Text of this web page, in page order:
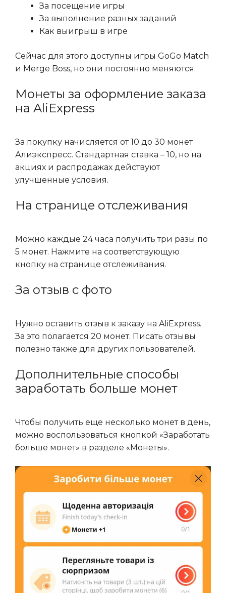
За посещение игры
За выполнение разных заданий
Как выигрыш в игре
Сейчас для этого доступны игры GoGo Match
и Merge Boss, но они постоянно меняются.
Монеты за оформление заказа
на AliExpress
За покупку начисляется от 10 до 30 монет
Алиэкспресс. Стандартная ставка – 10, но на
акциях и распродажах действуют
улучшенные условия.
На странице отслеживания
Можно каждые 24 часа получить три разы по
5 монет. Нажмите на соответствующую
кнопку на странице отслеживания.
За отзыв с фото
Нужно оставить отзыв к заказу на AliExpress.
За это полагается 20 монет. Писать отзывы
полезно также для других пользователей.
Дополнительные способы
заработать больше монет
Чтобы получить еще несколько монет в день,
можно воспользоваться кнопкой «Заработать
больше монет» в разделе «Монеты».